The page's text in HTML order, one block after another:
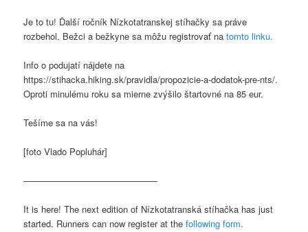
Je to tu! Ďalší ročník Nízkotatranskej stíhačky sa práve
rozbehol. Bežci a bežkyne sa môžu registrovať natomto linku.
Info o podujatí nájdete na
https://stihacka.hiking.sk/pravidla/propozicie-a-dodatok-pre-nts/.
Oproti minulému roku sa mierne zvýšilo štartovné na 85 eur.
Tešíme sa na vás!
[foto Vlado Popluhár]
———————————————
It is here! The next edition of Nízkotatranská stíhačka has just
started. Runners can now register at thefollowing form.